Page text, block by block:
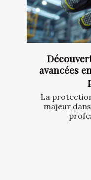
avancées
La
majeur